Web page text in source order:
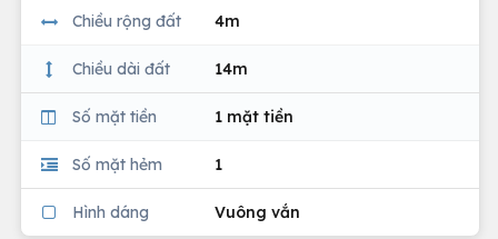
Chiều rộng đất 4m
Chiều dài đất 14m
Số mặt tiền 1 mặt tiền
Số mặt hẻm 1
Hình dáng Vuông vắn